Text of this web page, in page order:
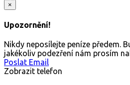
×
Upozornění!
Nikdy neposílejte peníze předem.
jakékoliv podezření nám prosím
Poslat Email
Zobrazit telefon